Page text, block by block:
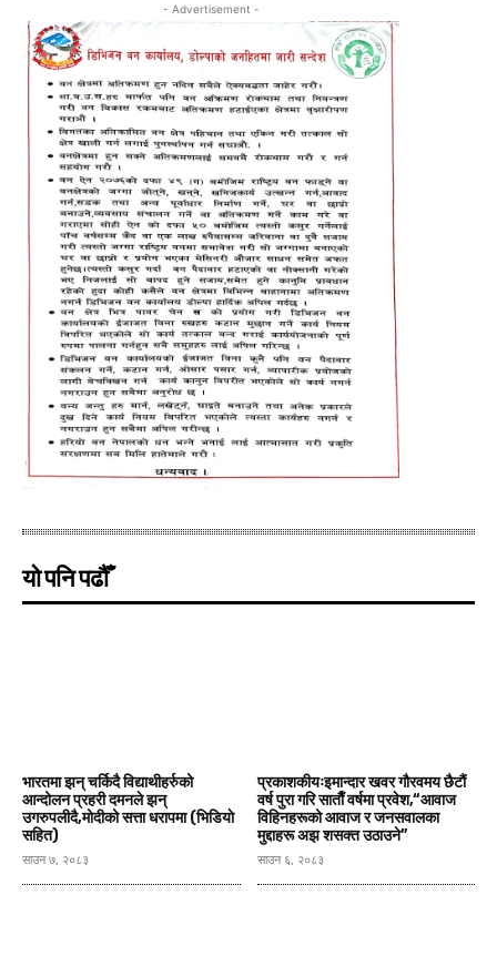
- Advertisement -
यो पनि पढौँ
भारतमा झन् चर्किदै विद्याथीहर्रुको
आन्दोलन प्रहरी दमनले झन्
उगरुपलीदै,मोदीको सत्ता धरापमा (भिडियाे
सहित)
साउन ७, २०८३
प्रकाशकीयःइमान्दार खवर गाैरवमय छैटाैं
वर्ष पुरा गरि साताैँ वर्षमा प्रवेश,“आवाज
विहिनहरूको आवाज र जनसवालका
मुद्दाहरू अझ शसक्त उठाउने”
साउन ६, २०८३